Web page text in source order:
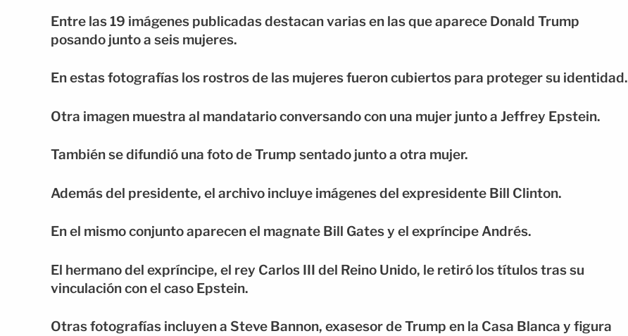
Entre las 19 imágenes publicadas destacan varias en las que aparece Donald Trump
posando junto a seis mujeres.
En estas fotografías los rostros de las mujeres fueron cubiertos para proteger su identidad.
Otra imagen muestra al mandatario conversando con una mujer junto a Jeffrey Epstein.
También se difundió una foto de Trump sentado junto a otra mujer.
Además del presidente, el archivo incluye imágenes del expresidente Bill Clinton.
En el mismo conjunto aparecen el magnate Bill Gates y el expríncipe Andrés.
El hermano del expríncipe, el rey Carlos III del Reino Unido, le retiró los títulos tras su
vinculación con el caso Epstein.
Otras fotografías incluyen a Steve Bannon, exasesor de Trump en la Casa Blanca y figura